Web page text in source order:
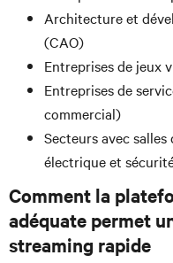
Architecture et
(CAO)
Entreprises de jeux
Entreprises de
commercial)
Secteurs avec
électrique et
Comment la
adéquate permet
streaming rapide